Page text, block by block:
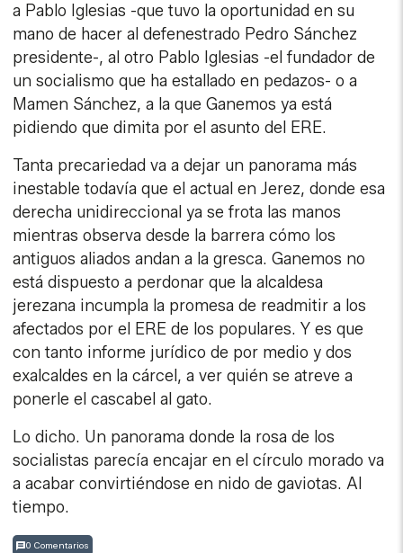
a Pablo Iglesias -que tuvo la oportunidad en su
mano de hacer al defenestrado Pedro Sánchez
presidente-, al otro Pablo Iglesias -el fundador de
un socialismo que ha estallado en pedazos- o a
Mamen Sánchez, a la que Ganemos ya está
pidiendo que dimita por el asunto del ERE.
Tanta precariedad va a dejar un panorama más
inestable todavía que el actual en Jerez, donde esa
derecha unidireccional ya se frota las manos
mientras observa desde la barrera cómo los
antiguos aliados andan a la gresca. Ganemos no
está dispuesto a perdonar que la alcaldesa
jerezana incumpla la promesa de readmitir a los
afectados por el ERE de los populares. Y es que
con tanto informe jurídico de por medio y dos
exalcaldes en la cárcel, a ver quién se atreve a
ponerle el cascabel al gato.
Lo dicho. Un panorama donde la rosa de los
socialistas parecía encajar en el círculo morado va
a acabar convirtiéndose en nido de gaviotas. Al
tiempo.
0 Comentarios